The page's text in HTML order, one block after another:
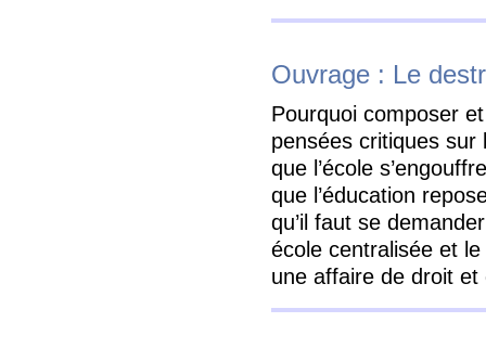
Ouvrage : Le
Pourquoi composer
pensées critiques sur
que l’école
que l’éducation
qu’il faut se
école centralisée et le
une affaire de droit